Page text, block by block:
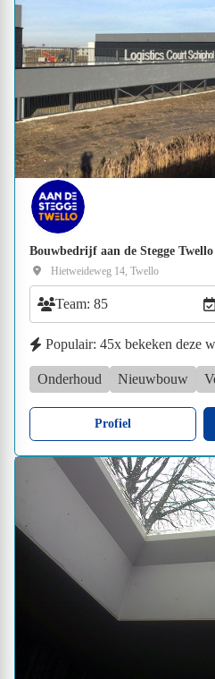
Bouwbedrijf aan de Stegge Twello
Hietweideweg 14, Twello
Team: 85
Populair: 45x bekeken deze
Onderhoud Nieuwbouw
Profiel